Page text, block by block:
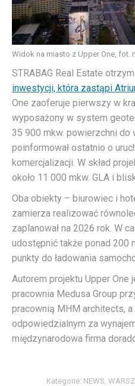
Widok na miasto z Upper One, fot.
STRABAG Real Estate
inwestycji, która zastąpi
One zaoferuje pierwszy w
wyposażony w system
35 900 mkw. powierzchni do
poinformował ostatnio o
komercjalizacji. W skład
około 11 000 mkw. GLA i
Oba obiekty – biurowiec i
zamierza realizować
zaplanował na 2026 rok. W
udostępnić także ponad 200
punkty do ładowania
Autorem projektu Upper One
pracownia Medusa Group
pracownią MHM architects, a
odpowiedzialnym za
międzynarodowa firma
Kategorie: NEWS